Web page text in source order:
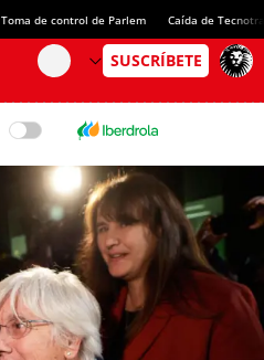
Toma de control de Parlem Caída de